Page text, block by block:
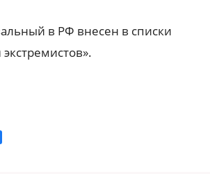
в РФ внесен в списки